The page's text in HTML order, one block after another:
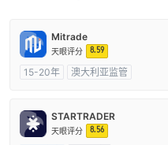
Mitrade
天眼评分 8.59
15-20年
澳大利亚监管
STARTRADER
天眼评分 8.56